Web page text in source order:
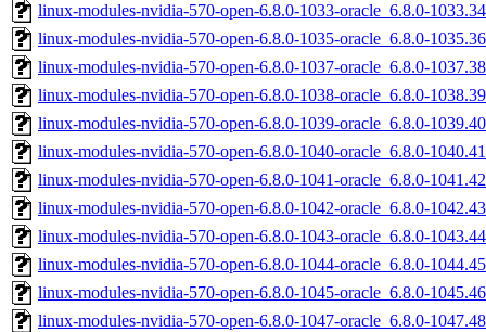
linux-modules-nvidia-570-open-6.8.0-1033-oracle_6.8.0-
linux-modules-nvidia-570-open-6.8.0-1035-oracle_6.8.0-
linux-modules-nvidia-570-open-6.8.0-1037-oracle_6.8.0-
linux-modules-nvidia-570-open-6.8.0-1038-oracle_6.8.0-
linux-modules-nvidia-570-open-6.8.0-1039-oracle_6.8.0-
linux-modules-nvidia-570-open-6.8.0-1040-oracle_6.8.0-
linux-modules-nvidia-570-open-6.8.0-1041-oracle_6.8.0-
linux-modules-nvidia-570-open-6.8.0-1042-oracle_6.8.0-
linux-modules-nvidia-570-open-6.8.0-1043-oracle_6.8.0-
linux-modules-nvidia-570-open-6.8.0-1044-oracle_6.8.0-
linux-modules-nvidia-570-open-6.8.0-1045-oracle_6.8.0-
linux-modules-nvidia-570-open-6.8.0-1047-oracle_6.8.0-